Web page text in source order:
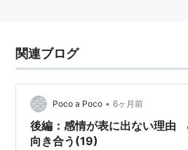
関連ブログ
Poco a Poco • 6ヶ月前
後編：感情が表に出ない理由
向き合う(19)